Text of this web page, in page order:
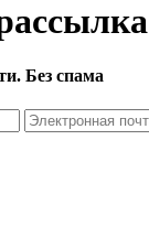
Без спама